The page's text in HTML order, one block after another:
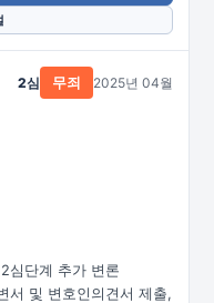
2심 무죄 2025년 04월
심단계 추가 변론
서 및 변호인의견서 제출,